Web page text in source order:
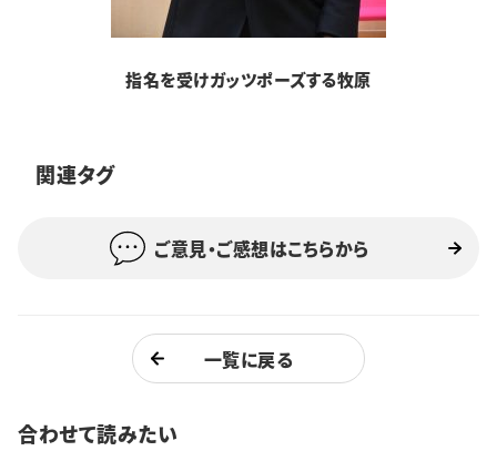
指名を受けガッツポーズする牧原
関連タグ
ご意見・ご感想はこちらから
一覧に戻る
合わせて読みたい